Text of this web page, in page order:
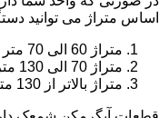
اساس متراژ می توانید
متراژ 60 الی 70 متر مربع آبگرمکن B3112
متراژ 70 الی 130 متر مربع آبگرمکن B3115 یا B3215i
متراژ بالاتر از 130 متر مربع آبگرمکن B3118 یا B3218i